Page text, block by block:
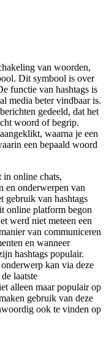
van woorden,
Dit symbool is over
functie van hashtags is
media beter vindbaar is.
gedeeld, dat het
woord of begrip.
waarna je een
een bepaald woord
in online chats,
en onderwerpen van
gebruik van hashtags
online platform begon
werd niet meteen een
van communiceren
en wanneer
hashtags populair.
kan via deze
laatste
alleen maar populair op
gebruik van deze
ook te vinden op